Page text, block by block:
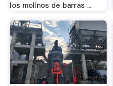
los molinos de barras ...